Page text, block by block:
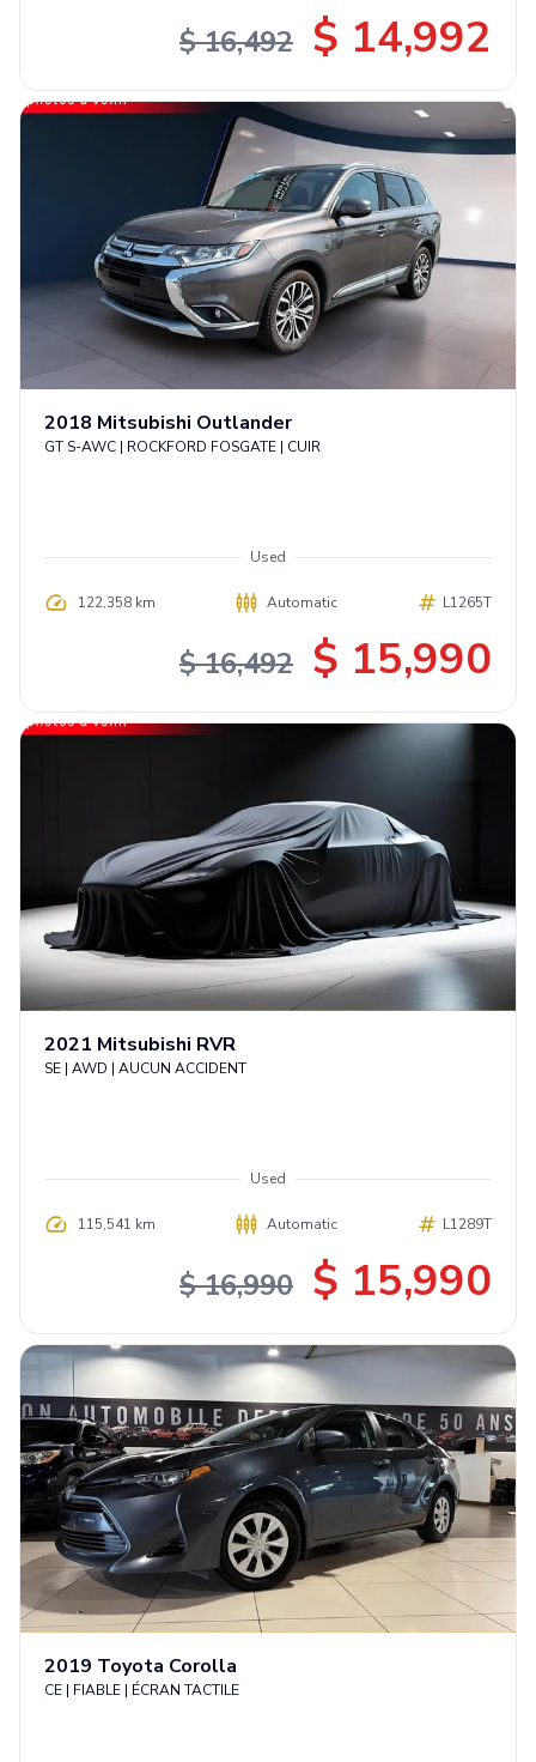
$ 16,492 $ 14,992
2018 Mitsubishi Outlander
GT S-AWC | ROCKFORD FOSGATE | CUIR
Used
122,358 km Automatic L1265T
$ 16,492 $ 15,990
2021 Mitsubishi RVR
SE | AWD | AUCUN ACCIDENT
Used
115,541 km Automatic L1289T
$ 16,990 $ 15,990
2019 Toyota Corolla
CE | FIABLE | ÉCRAN TACTILE